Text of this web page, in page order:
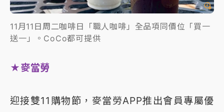
11月11日周二咖啡日「職人咖啡」全品項同價位「買一
送一」。CoCo都可提供
★麥當勞
迎接雙11購物節，麥當勞APP推出會員專屬優